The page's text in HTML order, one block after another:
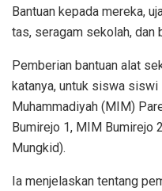
Bantuan kepada mereka,
tas, seragam sekolah, dan
Pemberian bantuan alat
katanya, untuk siswa
Muhammadiyah (MIM)
Bumirejo 1, MIM Bumirejo
Mungkid).
Ia menjelaskan tentang